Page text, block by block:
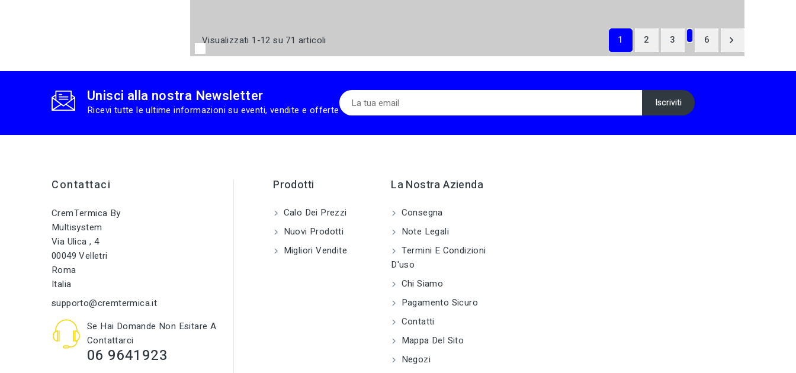
Visualizzati 1-12 su 71 articoli 1 2 3 … 6 
Unisci alla nostra Newsletter
Ricevi tutte le ultime informazioni su eventi, vendite e offerte
Contattaci
CremTermica By
Multisystem
Via Ulica , 4
00049 Velletri
Roma
Italia
supporto@cremtermica.it
Se Hai Domande Non Esitare A
Contattarci
06 9641923
Prodotti
Calo Dei Prezzi
Nuovi Prodotti
Migliori Vendite
La Nostra Azienda
Consegna
Note Legali
Termini E Condizioni
D'uso
Chi Siamo
Pagamento Sicuro
Contatti
Mappa Del Sito
Negozi